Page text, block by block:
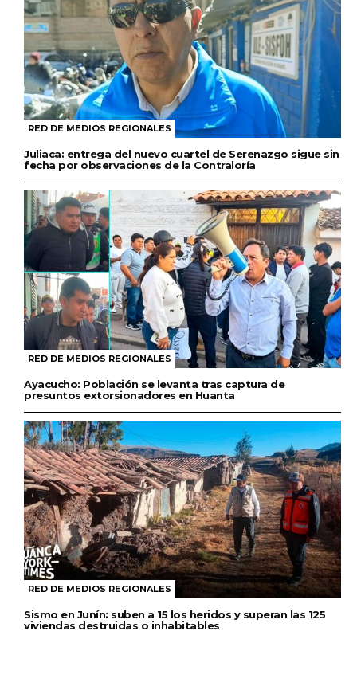
RED DE MEDIOS REGIONALES
Juliaca: entrega del nuevo cuartel de Serenazgo sigue sin
fecha por observaciones de la Contraloría
RED DE MEDIOS REGIONALES
Ayacucho: Población se levanta tras captura de
presuntos extorsionadores en Huanta
RED DE MEDIOS REGIONALES
Sismo en Junín: suben a 15 los heridos y superan las 125
viviendas destruidas o inhabitables